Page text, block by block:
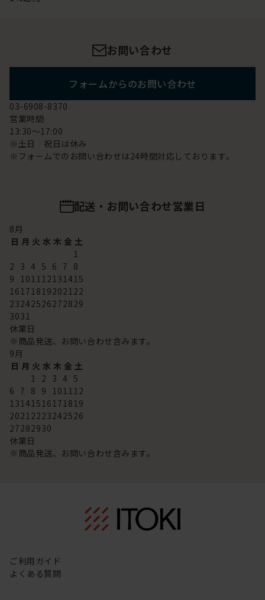
お問い合わせ
フォームからのお問い合わせ
03-6908-8370
営業時間
13:30～17:00
※土日 祝日は休み
※フォームでのお問い合わせは24時間対応しております。
配送・お問い合わせ営業日
8月
日 月 火 水 木 金 土
1
2 3 4 5 6 7 8
9 101112131415
16171819202122
23242526272829
3031
休業日
※商品発送、お問い合わせ含みます。
9月
日 月 火 水 木 金 土
1 2 3 4 5
6 7 8 9 101112
13141516171819
20212223242526
27282930
休業日
※商品発送、お問い合わせ含みます。
ご利用ガイド
よくある質問